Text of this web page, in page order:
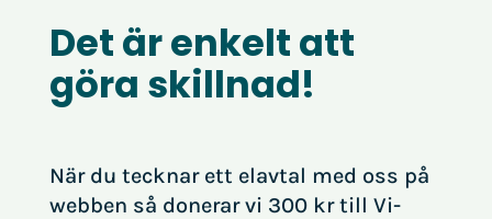
Det är enkelt att
göra skillnad!
När du tecknar ett elavtal med oss på
webben så donerar vi 300 kr till Vi-